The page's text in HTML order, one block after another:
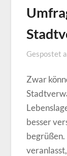
Gespostet
Zwar
besser
begrüßen.